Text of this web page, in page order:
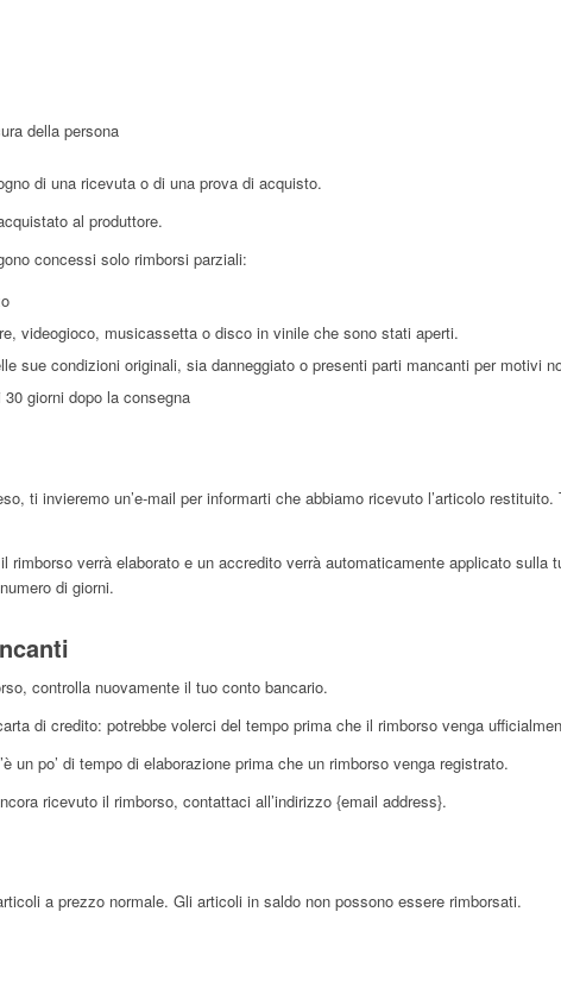
della persona
di una ricevuta o di una prova di acquisto.
al produttore.
concessi solo rimborsi parziali:
videogioco, musicassetta o disco in vinile che sono stati aperti.
sue condizioni originali, sia danneggiato o presenti parti mancanti per motivi
giorni dopo la consegna
ti invieremo un’e-mail per informarti che abbiamo ricevuto l’articolo restituito.
rimborso verrà elaborato e un accredito verrà automaticamente applicato sulla
di giorni.
controlla nuovamente il tuo conto bancario.
di credito: potrebbe volerci del tempo prima che il rimborso venga
un po’ di tempo di elaborazione prima che un rimborso venga registrato.
ricevuto il rimborso, contattaci all’indirizzo {email address}.
a prezzo normale. Gli articoli in saldo non possono essere rimborsati.